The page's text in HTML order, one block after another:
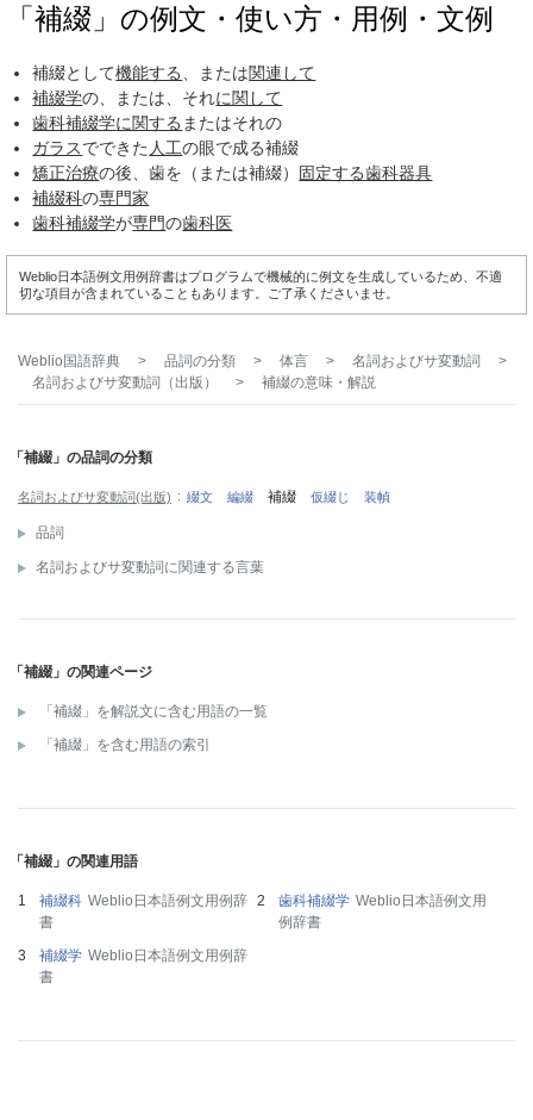
「補綴」の例文・使い方・用例・文例
補綴として機能する 、または関連して
補綴学の、または、それに関して
歯科補綴学に関する またはそれの
ガラスでできた 人工の眼で成る補綴
矯正治療の後、歯を（または補綴） 固定する歯科器具
補綴科の専門家
歯科補綴学が専門の歯科医
Weblio日本語例文用例辞書はプログラムで機械的に例文を生成しているため、不適
切な項目が含まれていることもあります。ご了承くださいませ。
Weblio国語辞典 > 品詞の分類 > 体言 > 名詞およびサ変動詞
>
名詞およびサ変動詞（出版）
> 補綴の意味・解説
「補綴」の品詞の分類
名詞およびサ変動詞(出版) 綴文 編綴 補綴 仮綴じ 装幀
品詞
名詞およびサ変動詞に関連する言葉
「補綴」の関連ページ
「補綴」を解説文に含む用語の一覧
「補綴」を含む用語の索引
「補綴」の関連用語
補綴科 Weblio日本語例文用例辞
書
歯科補綴学 Weblio日本語例文用
例辞書
補綴学 Weblio日本語例文用例辞
書